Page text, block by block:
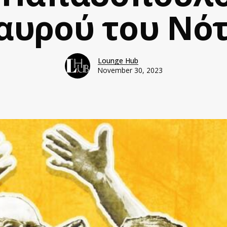
του
Lounge Hub
November 30, 2023